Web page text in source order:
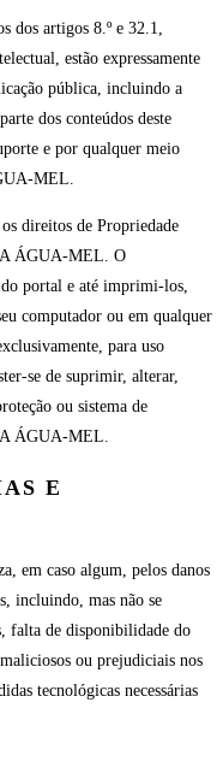
dos artigos 8.º e 32.1,
estão expressamente
pública, incluindo a
dos conteúdos deste
e por qualquer meio
MEL.
direitos de Propriedade
ÁGUA-MEL. O
portal e até imprimi-los,
computador ou em qualquer
para uso
se de suprimir, alterar,
ou sistema de
ÁGUA-MEL.
E
em caso algum, pelos danos
incluindo, mas não se
falta de disponibilidade do
ou prejudiciais nos
tecnológicas necessárias